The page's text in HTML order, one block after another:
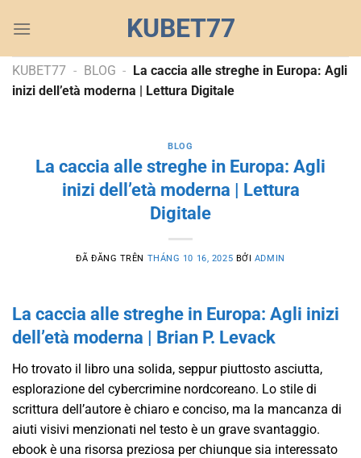
đến
dung
KUBET77
KUBET77 - BLOG - La caccia alle streghe in Europa: Agli
inizi dell’età moderna | Lettura Digitale
BLOG
La caccia alle streghe in Europa: Agli
inizi dell’età moderna | Lettura
Digitale
ĐÃ ĐĂNG TRÊN THÁNG 10 16, 2025 BỞI ADMIN
La caccia alle streghe in Europa: Agli inizi
dell’età moderna | Brian P. Levack
Ho trovato il libro una solida, seppur piuttosto asciutta,
esplorazione del cybercrimine nordcoreano. Lo stile di
scrittura dell’autore è chiaro e conciso, ma la mancanza di
aiuti visivi menzionati nel testo è un grave svantaggio.
ebook è una risorsa preziosa per chiunque sia interessato